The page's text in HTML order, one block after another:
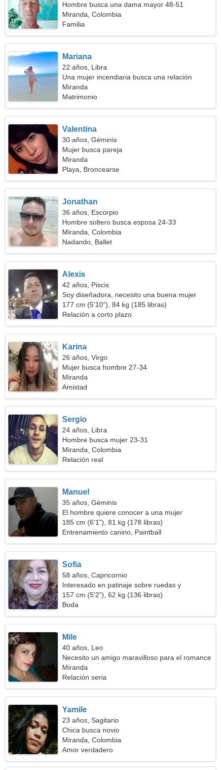
Hombre busca una dama mayor 48-51
Miranda, Colombia
Familia
Mariana
22 años, Libra
Una mujer incendiaria busca una relación
Miranda
Matrimonio
Valentina
30 años, Géminis
Mujer busca pareja
Miranda
Playa, Broncearse
Jonathan
36 años, Escorpio
Hombre soltero busca esposa 24-33
Miranda, Colombia
Nadando, Ballet
Alexis
42 años, Piscis
Soy diseñadora, necesito una buena mujer
177 cm (5'10"), 84 kg (185 libras)
Relación a corto plazo
Karina
26 años, Virgo
Mujer busca hombre 27-34
Miranda
Amistad
Sergio
24 años, Libra
Hombre busca mujer 23-31
Miranda, Colombia
Relación real
Manuel
35 años, Géminis
El hombre quiere conocer a una mujer
185 cm (6'1"), 81 kg (178 libras)
Entrenamiento canino, Paintball
Sofia
58 años, Capricornio
Interesado en patinaje sobre ruedas y
encuentros
157 cm (5'2"), 62 kg (136 libras)
Boda
Mile
40 años, Leo
Necesito un amigo maravilloso para el romance
Miranda
Relación seria
Yamile
23 años, Sagitario
Chica busca novio
Miranda, Colombia
Amor verdadero